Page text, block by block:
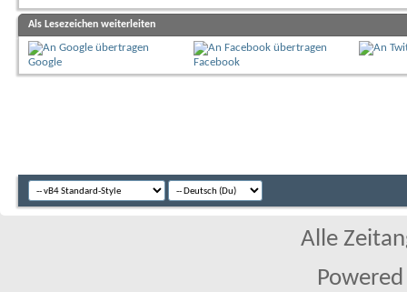
Als Lesezeichen weiterleiten
Google Facebook
Alle